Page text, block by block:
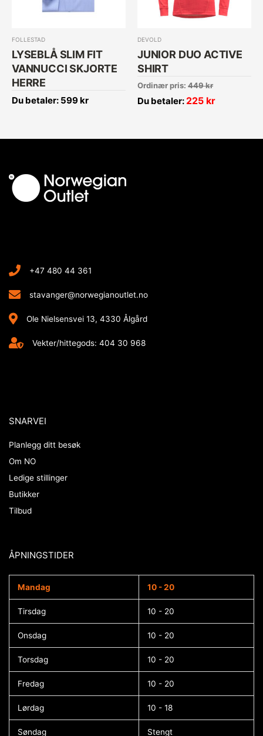
FOLLESTAD
LYSEBLÅ SLIM FIT
VANNUCCI SKJORTE
HERRE
Du betaler: 599kr
DEVOLD
JUNIOR DUO ACTIVE
SHIRT
Ordinær pris: 449kr
Du betaler: 225 kr
+47 480 44 361
stavanger@norwegianoutlet.no
Ole Nielsensvei 13, 4330 Ålgård
Vekter/hittegods: 404 30 968
SNARVEI
Planlegg ditt besøk
Om NO
Ledige stillinger
Butikker
Tilbud
ÅPNINGSTIDER​
Mandag 10 - 20
Tirsdag 10 - 20
Onsdag 10 - 20
Torsdag 10 - 20
Fredag 10 - 20
Lørdag 10 - 18
Søndag Stengt